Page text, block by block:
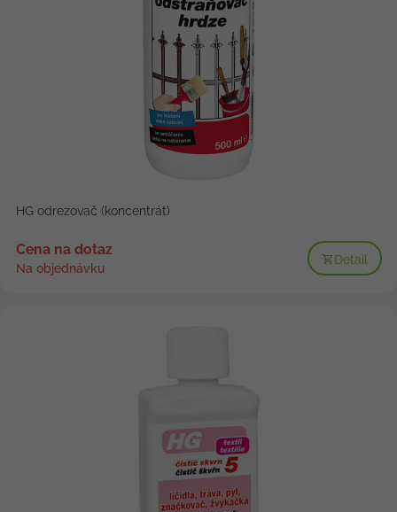
HG odrezovač (koncentrát)
Cena na dotaz
Na objednávku
Detail